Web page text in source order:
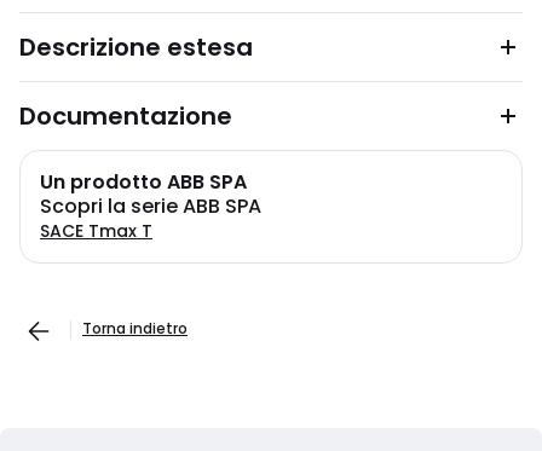
Descrizione estesa
Documentazione
Un prodotto ABB SPA
Scopri la serie ABB SPA
SACE Tmax T
Torna indietro